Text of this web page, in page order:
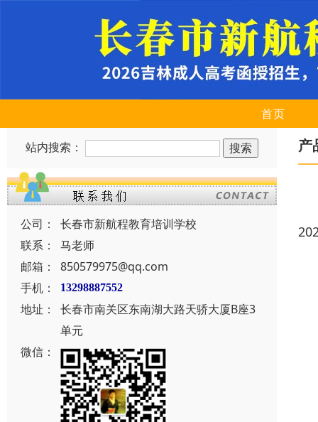
首页
站内搜索：
公司：
长春市新航程教育培训学校
联系：
马老师
邮箱：
850579975@qq.com
手机：
13298887552
地址：
长春市南关区东南湖大路天骄大厦B座3
单元
微信：
产